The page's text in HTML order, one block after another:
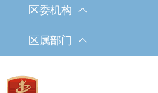
区委机构
区属部门